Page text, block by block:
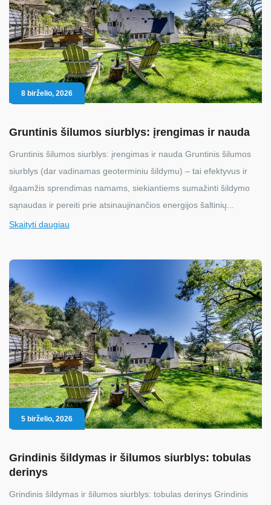
8 birželio, 2026
Gruntinis šilumos siurblys: įrengimas ir nauda
Gruntinis šilumos siurblys: įrengimas ir nauda Gruntinis šilumos
siurblys (dar vadinamas geoterminiu šildymu) – tai efektyvus ir
ilgaamžis sprendimas namams, siekiantiems sumažinti šildymo
sąnaudas ir pereiti prie atsinaujinančios energijos šaltinių...
Skaityti daugiau
5 birželio, 2026
Grindinis šildymas ir šilumos siurblys: tobulas
derinys
Grindinis šildymas ir šilumos siurblys: tobulas derinys Grindinis